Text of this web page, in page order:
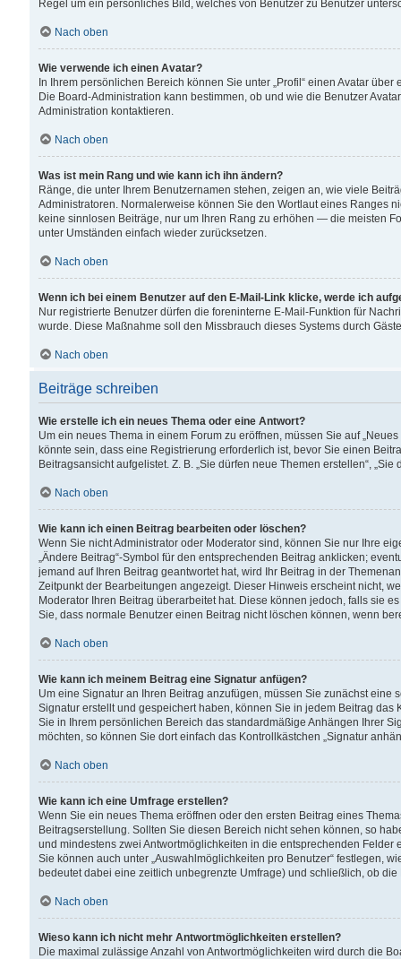
Regel um ein persönliches Bild, welches von Benutzer zu Benutzer
Nach oben
Wie verwende ich einen Avatar?
In Ihrem persönlichen Bereich können Sie unter „Profil“ einen Avatar
Die Board-Administration kann bestimmen, ob und wie die Benutzer
Administration kontaktieren.
Nach oben
Was ist mein Rang und wie kann ich ihn ändern?
Ränge, die unter Ihrem Benutzernamen stehen, zeigen an, wie viele
Administratoren. Normalerweise können Sie den Wortlaut eines Ranges
keine sinnlosen Beiträge, nur um Ihren Rang zu erhöhen — die meisten
unter Umständen einfach wieder zurücksetzen.
Nach oben
Wenn ich bei einem Benutzer auf den E-Mail-Link klicke, werde ich
Nur registrierte Benutzer dürfen die foreninterne E-Mail-Funktion für
wurde. Diese Maßnahme soll den Missbrauch dieses Systems durch
Nach oben
Beiträge schreiben
Wie erstelle ich ein neues Thema oder eine Antwort?
Um ein neues Thema in einem Forum zu eröffnen, müssen Sie auf
könnte sein, dass eine Registrierung erforderlich ist, bevor Sie einen
Beitragsansicht aufgelistet. Z. B. „Sie dürfen neue Themen erstellen“,
Nach oben
Wie kann ich einen Beitrag bearbeiten oder löschen?
Wenn Sie nicht Administrator oder Moderator sind, können Sie nur Ihre
„Ändere Beitrag“-Symbol für den entsprechenden Beitrag anklicken;
jemand auf Ihren Beitrag geantwortet hat, wird Ihr Beitrag in der
Zeitpunkt der Bearbeitungen angezeigt. Dieser Hinweis erscheint nicht,
Moderator Ihren Beitrag überarbeitet hat. Diese können jedoch, falls sie
Sie, dass normale Benutzer einen Beitrag nicht löschen können, wenn
Nach oben
Wie kann ich meinem Beitrag eine Signatur anfügen?
Um eine Signatur an Ihren Beitrag anzufügen, müssen Sie zunächst
Signatur erstellt und gespeichert haben, können Sie in jedem Beitrag
Sie in Ihrem persönlichen Bereich das standardmäßige Anhängen Ihrer
möchten, so können Sie dort einfach das Kontrollkästchen „Signatur
Nach oben
Wie kann ich eine Umfrage erstellen?
Wenn Sie ein neues Thema eröffnen oder den ersten Beitrag eines
Beitragserstellung. Sollten Sie diesen Bereich nicht sehen können, so
und mindestens zwei Antwortmöglichkeiten in die entsprechenden
Sie können auch unter „Auswahlmöglichkeiten pro Benutzer“ festlegen,
bedeutet dabei eine zeitlich unbegrenzte Umfrage) und schließlich, ob
Nach oben
Wieso kann ich nicht mehr Antwortmöglichkeiten erstellen?
Die maximal zulässige Anzahl von Antwortmöglichkeiten wird durch die